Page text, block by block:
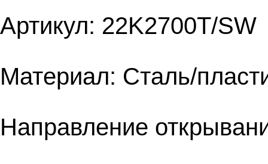
Артикул: 22K2700T/SW
Материал: Сталь/
Направление